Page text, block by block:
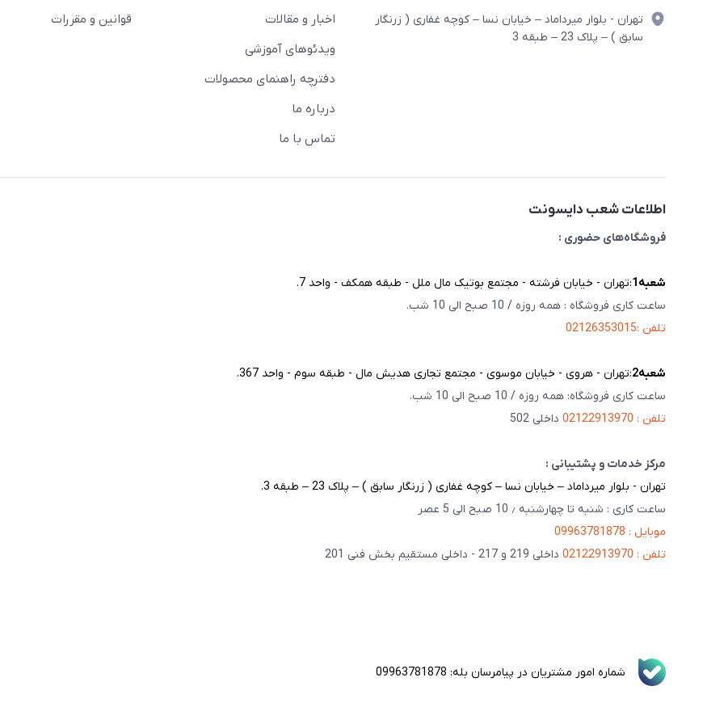
تهران - بلوار میرداماد – خیابان نسا – کوچه غفاری ( زرنگار
سابق ) – پلاک 23 – طبقه 3
اخبار و مقالات
ویدئو‌های آموزشی
دفترچه راهنمای محصولات
درباره ما
تماس با ما
قوانین و مقررات
اطلاعات شعب دایسونت
فروشگاه‌های حضوری :
شعبه‌1 :تهران - خیابان فرشته - مجتمع بوتیک مال ملل - طبقه همکف - واحد 7.
ساعت کاری فروشگاه : همه روزه / 10 صبح الی 10 شب.
تلفن :02126353015
شعبه‌2 :تهران - هروی - خیابان موسوی - مجتمع تجاری هدیش مال - طبقه سوم - واحد 367.
ساعت کاری فروشگاه: همه روزه / 10 صبح الی 10 شب.
تلفن : 02122913970
داخلی 502
مرکز خدمات و پشتیبانی :
تهران - بلوار میرداماد – خیابان نسا – کوچه غفاری ( زرنگار سابق ) – پلاک 23 – طبقه 3.
ساعت کاری : شنبه تا چهارشنبه ٫ 10 صبح الی 5 عصر
موبایل : 09963781878
تلفن : 02122913970
داخلی 219 و 217 - داخلی مستقیم بخش فنی 201
شماره امور مشتریان در پیامرسان بله: 09963781878